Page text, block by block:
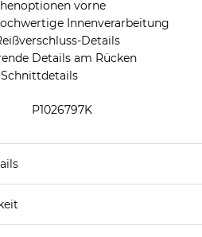
vorne
Innenverarbeitung
Details
Details am Rücken
P1026797K